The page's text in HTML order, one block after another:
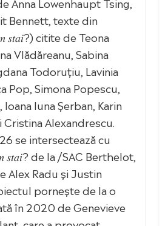
Bennett, texte din
citite de Teona
Vlădăreanu, Sabina
Todoruțiu, Lavinia
Pop, Simona Popescu,
Iuna Șerban, Karin
Alexandrescu.
se intersectează cu
de la /SAC Berthelot,
Alex Radu și Justin
pornește de la o
în 2020 de Genevieve